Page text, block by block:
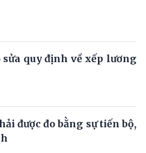
sửa quy định về xếp lương
được đo bằng sự tiến bộ,